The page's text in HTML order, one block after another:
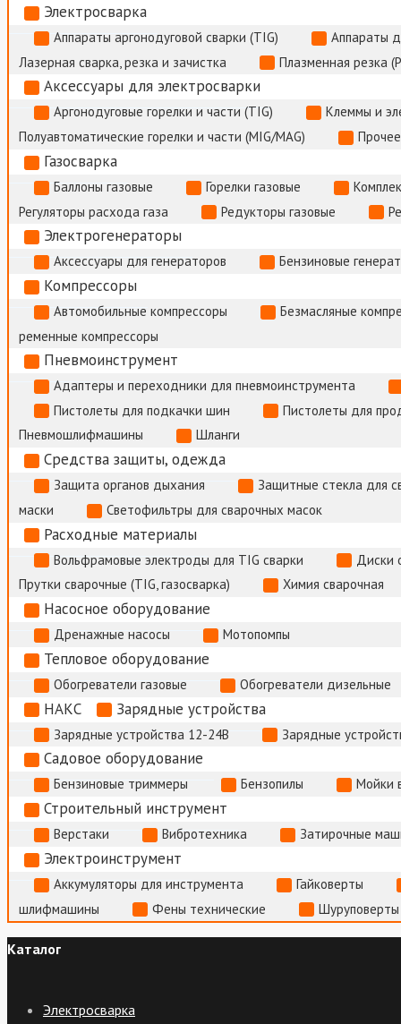
Электросварка
Аппараты аргонодуговой сварки (TIG)
Аппараты
Лазерная сварка, резка и зачистка
Плазменная резка
Аксессуары для электросварки
Аргонодуговые горелки и части (TIG)
Клеммы и
Полуавтоматические горелки и части (MIG/MAG)
Газосварка
Баллоны газовые Горелки газовые
Регуляторы расхода газа
Редукторы газовые
Электрогенераторы
Аксессуары для генераторов Бензиновые
Компрессоры
Автомобильные компрессоры
Безмасляные
ременные компрессоры
Пневмоинструмент
Адаптеры и переходники для пневмоинструмента
Пистолеты для подкачки шин
Пистолеты для
Пневмошлифмашины
Шланги
Средства защиты, одежда
Защита органов дыхания
Защитные стекла для
маски
Светофильтры для сварочных масок
Расходные материалы
Вольфрамовые электроды для TIG сварки
Диски
Прутки сварочные (TIG, газосварка)
Химия сварочная
Насосное оборудование
Дренажные насосы Мотопомпы
Тепловое оборудование
Обогреватели газовые Обогреватели дизельные
НАКС Зарядные устройства
Зарядные устройства 12-24В Зарядные
Садовое оборудование
Бензиновые триммеры Бензопилы Мойки
Строительный инструмент
Верстаки Вибротехника Затирочные
Электроинструмент
Аккумуляторы для инструмента
Гайковерты
шлифмашины
Фены технические
Каталог
Электросварка